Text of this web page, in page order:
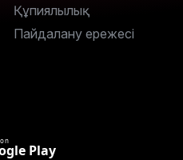
Құпиялылық
Пайдалану ережесі
Play